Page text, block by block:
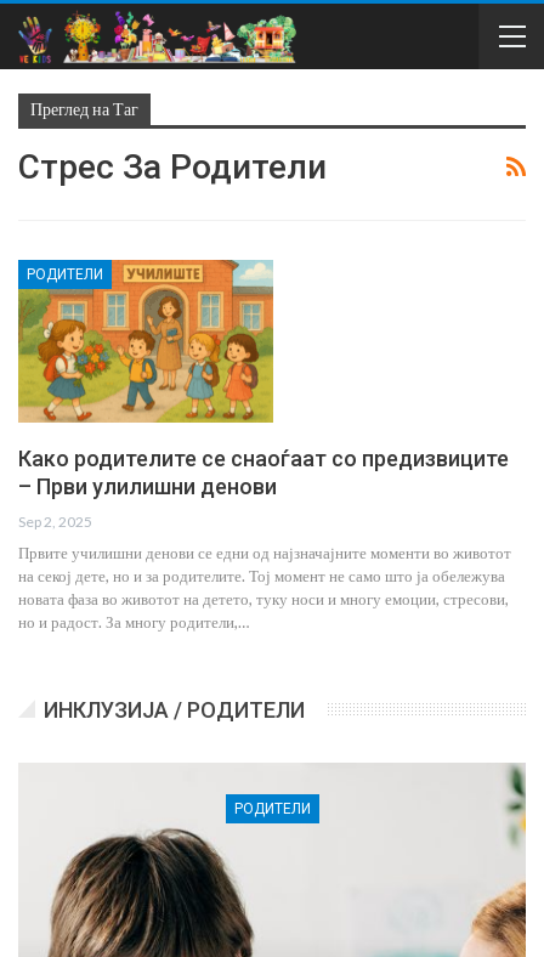
Преглед на Таг
Стрес За Родители
РОДИТЕЛИ
Како родителите се снаоѓаат со предизвиците
– Први улилишни денови
Sep 2, 2025
Првите училишни денови се едни од најзначајните моменти во животот
на секој дете, но и за родителите. Тој момент не само што ја обележува
новата фаза во животот на детето, туку носи и многу емоции, стресови,
но и радост. За многу родители,…
ИНКЛУЗИЈА / РОДИТЕЛИ
РОДИТЕЛИ